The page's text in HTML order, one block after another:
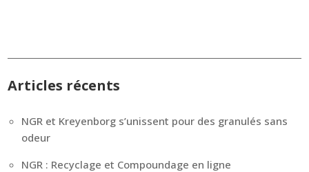
Articles récents
NGR et Kreyenborg s’unissent pour des granulés sans
odeur
NGR : Recyclage et Compoundage en ligne